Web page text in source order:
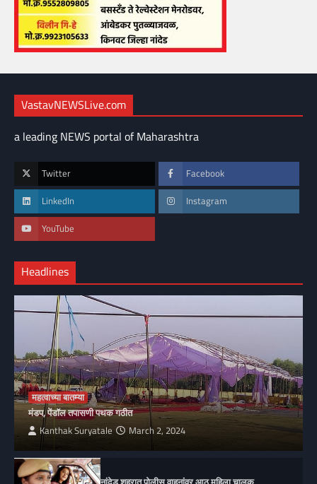
VastavNEWSLive.com
a leading NEWS portal of Maharashtra
Twitter Facebook
LinkedIn Instagram
YouTube
Headlines
महत्वाच्या बातम्या
मंडप, पेंडॉल तपासणी पथक गठीत
Kanthak Suryatale March 2, 2024